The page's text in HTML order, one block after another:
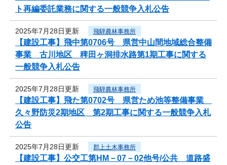
ト再編委託業務に関する一般競争入札公告
2025年7月28日更新 飛騨農林事務所
【建設工事】飛中第0706号 県営中山間地域総合整備
事業 古川地区 稗田ヶ洞排水路第1期工事に関する
一般競争入札公告
2025年7月28日更新 飛騨農林事務所
【建設工事】飛た第0702号 県営ため池等整備事業
久々野防災2期地区 第2期工事に関する一般競争入札
公告
2025年7月28日更新 郡上土木事務所
【建設工事】公交工第HM－07－02他号/公共 道路盛